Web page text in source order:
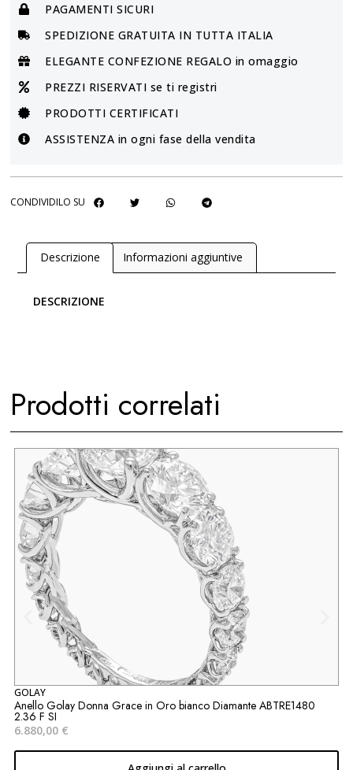
PAGAMENTI SICURI
SPEDIZIONE GRATUITA IN TUTTA ITALIA
ELEGANTE CONFEZIONE REGALO in omaggio
PREZZI RISERVATI se ti registri
PRODOTTI CERTIFICATI
ASSISTENZA in ogni fase della vendita
CONDIVIDILO SU
Descrizione Informazioni aggiuntive
DESCRIZIONE
Prodotti correlati
GOLAY
Anello Golay Donna Grace in Oro bianco Diamante ABTRE1480
2.36 F SI
6.880,00 €